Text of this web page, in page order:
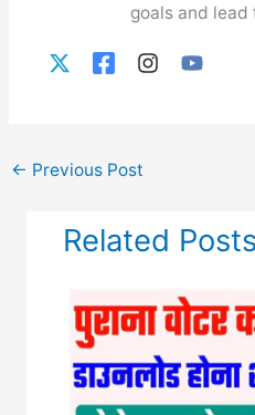
goals and
← Previous Post
Related Posts